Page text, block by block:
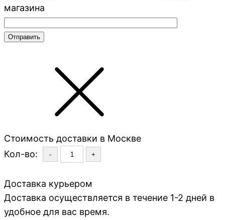
магазина
Стоимость доставки в Москве
Кол-во:
- +
Доставка курьером
Доставка осуществляется в течение 1-2 дней в
удобное для вас время.